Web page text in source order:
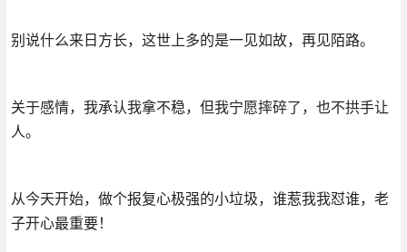
别说什么来日方长，这世上多的是一见如故，再见陌路。
关于感情，我承认我拿不稳，但我宁愿摔碎了，也不拱手让
人。
从今天开始，做个报复心极强的小垃圾，谁惹我我怼谁，老
子开心最重要！